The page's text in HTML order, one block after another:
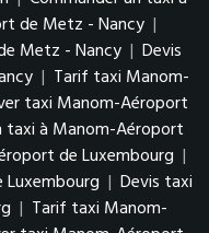
de Metz - Nancy |
Metz - Nancy | Devis
| Tarif taxi Manom-
taxi Manom-Aéroport
taxi à Manom-Aéroport
de Luxembourg |
| Devis taxi
| Tarif taxi Manom-